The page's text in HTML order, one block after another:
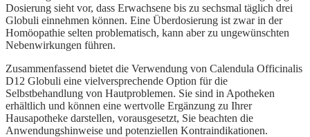
Dosierung sieht vor, dass Erwachsene bis zu sechsmal täglich drei
Globuli einnehmen können. Eine Überdosierung ist zwar in der
Homöopathie selten problematisch, kann aber zu ungewünschten
Nebenwirkungen führen.
Zusammenfassend bietet die Verwendung von Calendula Officinalis
D12 Globuli eine vielversprechende Option für die
Selbstbehandlung von Hautproblemen. Sie sind in Apotheken
erhältlich und können eine wertvolle Ergänzung zu Ihrer
Hausapotheke darstellen, vorausgesetzt, Sie beachten die
Anwendungshinweise und potenziellen Kontraindikationen.